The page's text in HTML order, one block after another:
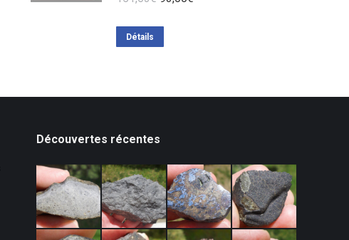
Détails
Découvertes récentes